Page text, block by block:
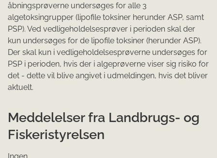
åbningsprøverne undersøges for alle 3
algetoksingrupper (lipofile toksiner herunder ASP, samt
PSP). Ved vedligeholdelsesprøver i perioden skal der
kun undersøges for de lipofile toksiner (herunder ASP).
Der skal kun i vedligeholdelsesprøverne undersøges for
PSP i perioden, hvis der i algeprøverne viser sig risiko for
det - dette vil blive angivet i udmeldingen, hvis det bliver
aktuelt.
Meddelelser fra Landbrugs- og
Fiskeristyrelsen